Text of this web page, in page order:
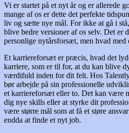
Vi er startet på et nyt år og er allerede
mange af os er dette det perfekte
liv og sætte nye mål. For ikke at gå i
blive bedre versioner af os selv. Det er
personlige nytårsforsæt, men hvad med
Et karriereforsæt er præcis, hvad det
karriere, som er til for, at du kan blive
værdifuld inden for dit felt. Hos
bør arbejde på sin professionelle
et karriereforsæt eller to. Det kan være
dig nye skills eller at styrke dit
være større mål som at få et støre
endda at finde et nyt job.